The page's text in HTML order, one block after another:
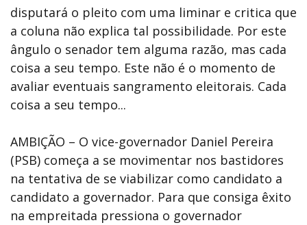
disputará o pleito com uma liminar e critica que
a coluna não explica tal possibilidade. Por este
ângulo o senador tem alguma razão, mas cada
coisa a seu tempo. Este não é o momento de
avaliar eventuais sangramento eleitorais. Cada
coisa a seu tempo...
AMBIÇÃO – O vice-governador Daniel Pereira
(PSB) começa a se movimentar nos bastidores
na tentativa de se viabilizar como candidato a
candidato a governador. Para que consiga êxito
na empreitada pressiona o governador